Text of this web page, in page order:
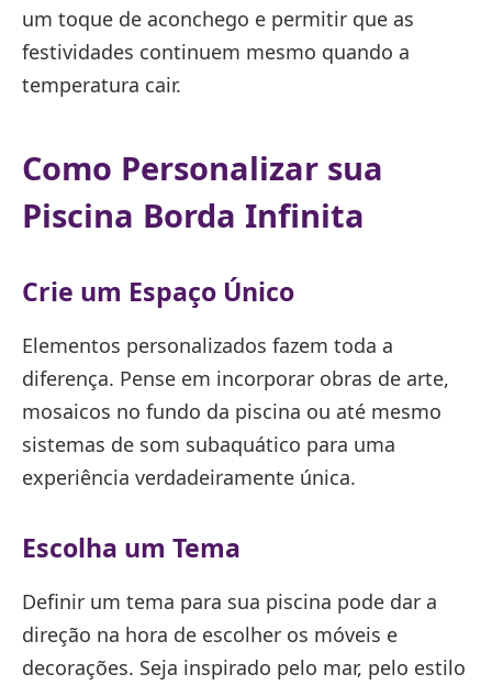
um toque de aconchego e permitir que as
festividades continuem mesmo quando a
temperatura cair.
Como Personalizar sua
Piscina Borda Infinita
Crie um Espaço Único
Elementos personalizados fazem toda a
diferença. Pense em incorporar obras de arte,
mosaicos no fundo da piscina ou até mesmo
sistemas de som subaquático para uma
experiência verdadeiramente única.
Escolha um Tema
Definir um tema para sua piscina pode dar a
direção na hora de escolher os móveis e
decorações. Seja inspirado pelo mar, pelo estilo